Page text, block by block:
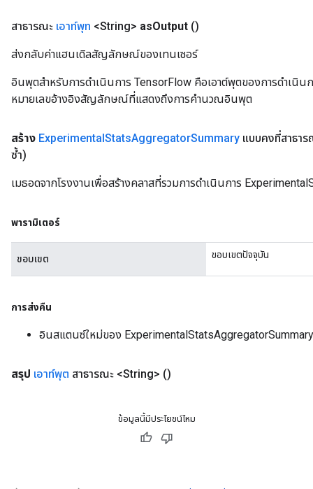
สาธารณะ เอาท์พุท <String> asOutput ()
ส่งกลับค่าแฮนเดิลสัญลักษณ์ของเทนเซอร์
อินพุตสำหรับการดำเนินการ TensorFlow คือเอาต์พุตของการดำเนิน
หมายเลขอ้างอิงสัญลักษณ์ที่แสดงถึงการคำนวณอินพุต
สร้าง ExperimentalStatsAggregatorSummary แบบคงที่สาธาร
ซ้ำ)
เมธอดจากโรงงานเพื่อสร้างคลาสที่รวมการดำเนินการ
พารามิเตอร์
ขอบเขต ขอบเขตปัจจุบัน
การส่งคืน
อินสแตนซ์ใหม่ของ ExperimentalStatsAggregatorSummary
สรุป เอาท์พุต สาธารณะ <String> ()
ข้อมูลนี้มีประโยชน์ไหม